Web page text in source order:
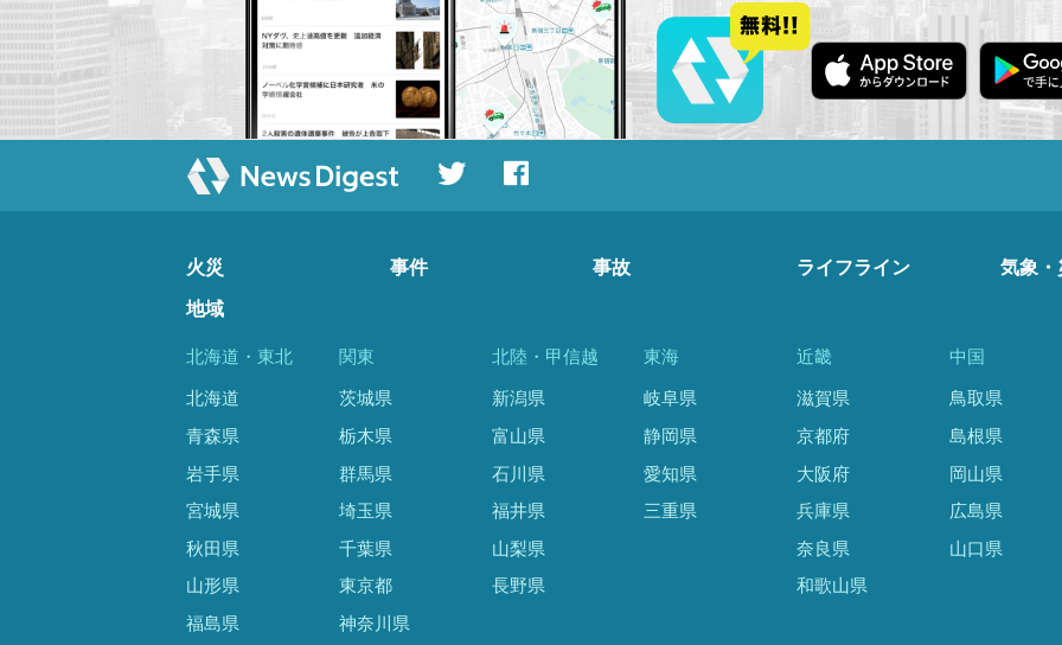
火災 事件 事故 ライフライン 気象・
地域
北海道・東北
北海道
青森県
岩手県
宮城県
秋田県
山形県
福島県
関東
茨城県
栃木県
群馬県
埼玉県
千葉県
東京都
神奈川県
北陸・甲信越
新潟県
富山県
石川県
福井県
山梨県
長野県
東海
岐阜県
静岡県
愛知県
三重県
近畿
滋賀県
京都府
大阪府
兵庫県
奈良県
和歌山県
中国
鳥取県
島根県
岡山県
広島県
山口県